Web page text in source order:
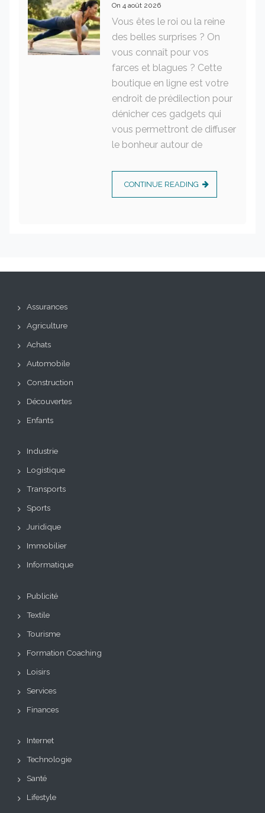
On 4 août 2026
Vous êtes le roi ou la reine
des belles surprises ? On
vous connaît pour vos
farces et blagues ? Cette
boutique en ligne est votre
endroit de prédilection pour
dénicher ces gadgets qui
vous permettront de diffuser
le bonheur autour de
CONTINUE READING
Assurances
Agriculture
Achats
Automobile
Construction
Découvertes
Enfants
Industrie
Logistique
Transports
Sports
Juridique
Immobilier
Informatique
Publicité
Textile
Tourisme
Formation Coaching
Loisirs
Services
Finances
Internet
Technologie
Santé
Lifestyle